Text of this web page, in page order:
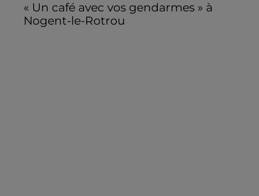
« Un café avec vos gendarmes » à
Nogent-le-Rotrou